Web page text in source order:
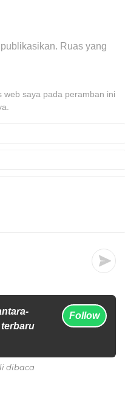
Ruas yang
web saya pada peramban ini
Follow
dibaca